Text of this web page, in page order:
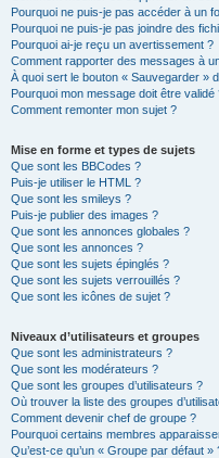
Pourquoi ne puis-je pas accéder à un
Pourquoi ne puis-je pas joindre des
Pourquoi ai-je reçu un avertissement ?
Comment rapporter des messages à
À quoi sert le bouton « Sauvegarder »
Pourquoi mon message doit être validé
Comment remonter mon sujet ?
Mise en forme et types de sujets
Que sont les BBCodes ?
Puis-je utiliser le HTML ?
Que sont les smileys ?
Puis-je publier des images ?
Que sont les annonces globales ?
Que sont les annonces ?
Que sont les sujets épinglés ?
Que sont les sujets verrouillés ?
Que sont les icônes de sujet ?
Niveaux d’utilisateurs et groupes
Que sont les administrateurs ?
Que sont les modérateurs ?
Que sont les groupes d’utilisateurs ?
Où trouver la liste des groupes
Comment devenir chef de groupe ?
Pourquoi certains membres
Qu’est-ce qu’un « Groupe par défaut »